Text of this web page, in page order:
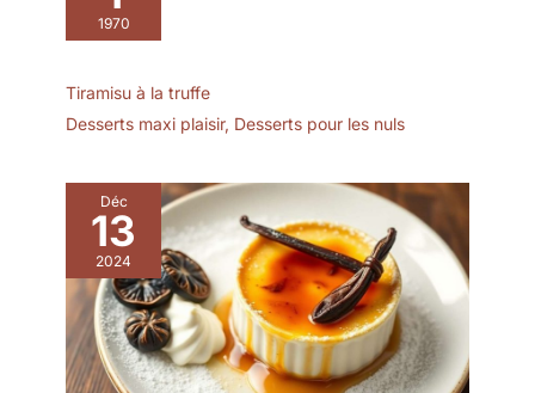
1970
Tiramisu à la truffe
Desserts maxi plaisir, Desserts pour les nuls
Déc
13
2024